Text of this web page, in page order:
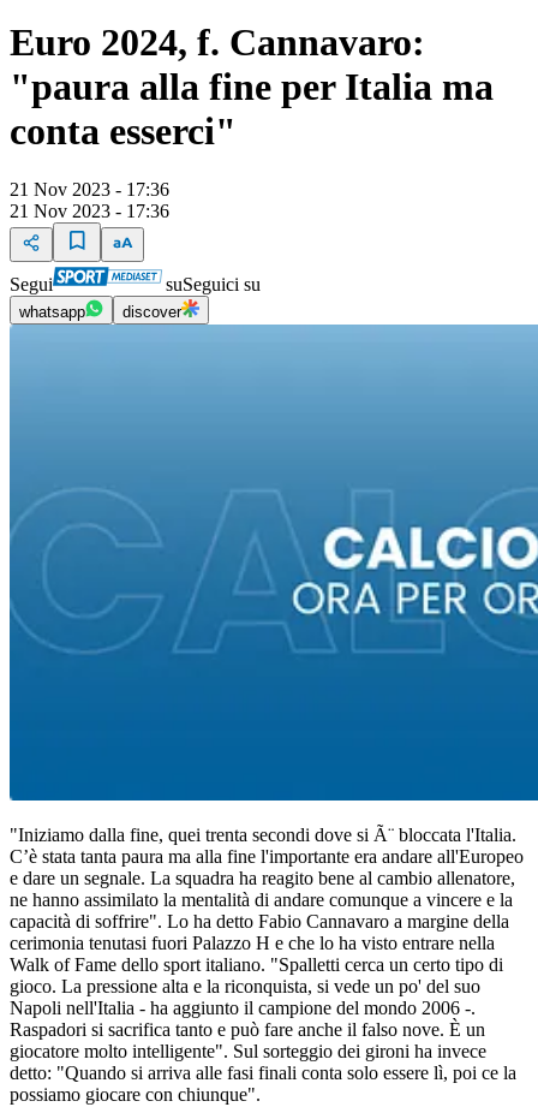
Euro 2024, f. Cannavaro:
"paura alla fine per Italia ma
conta esserci"
21 Nov 2023 - 17:36
21 Nov 2023 - 17:36
Segui suSeguici su
whatsapp discover
"Iniziamo dalla fine, quei trenta secondi dove si Ã¨ bloccata l'Italia.
C’è stata tanta paura ma alla fine l'importante era andare all'Europeo
e dare un segnale. La squadra ha reagito bene al cambio allenatore,
ne hanno assimilato la mentalità di andare comunque a vincere e la
capacità di soffrire". Lo ha detto Fabio Cannavaro a margine della
cerimonia tenutasi fuori Palazzo H e che lo ha visto entrare nella
Walk of Fame dello sport italiano. "Spalletti cerca un certo tipo di
gioco. La pressione alta e la riconquista, si vede un po' del suo
Napoli nell'Italia - ha aggiunto il campione del mondo 2006 -.
Raspadori si sacrifica tanto e può fare anche il falso nove. È un
giocatore molto intelligente". Sul sorteggio dei gironi ha invece
detto: "Quando si arriva alle fasi finali conta solo essere lì, poi ce la
possiamo giocare con chiunque".